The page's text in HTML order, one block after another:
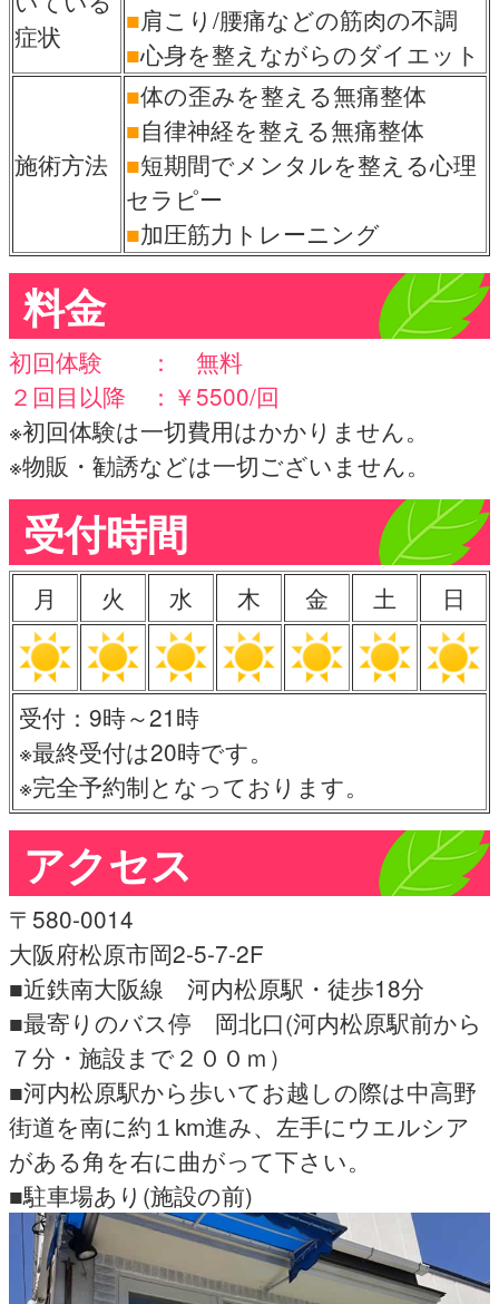
症状
■肩こり/腰痛などの筋肉の不調
■心身を整えながらのダイエット
施術方法
■体の歪みを整える無痛整体
■自律神経を整える無痛整体
■短期間でメンタルを整える心理
セラピー
■加圧筋力トレーニング
料金
初回体験 ： 無料
２回目以降 ：￥5500/回
※初回体験は一切費用はかかりません。
※物販・勧誘などは一切ございません。
受付時間
月 火 水 木 金 土 日
受付：9時～21時
※最終受付は20時です。
※完全予約制となっております。
アクセス
〒580-0014
大阪府松原市岡2-5-7-2F
■近鉄南大阪線 河内松原駅・徒歩18分
■最寄りのバス停 岡北口(河内松原駅前から
７分・施設まで２００ｍ）
■河内松原駅から歩いてお越しの際は中高野
街道を南に約１km進み、左手にウエルシア
がある角を右に曲がって下さい。
■駐車場あり(施設の前)